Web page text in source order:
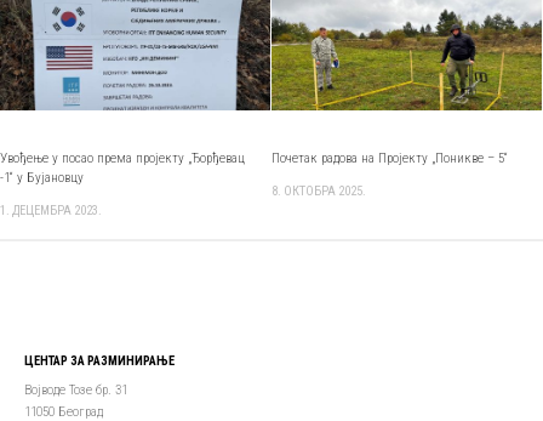
Увођење у посао према пројекту „Ђорђевац
-1“ у Бујановцу
1. ДЕЦЕМБРА 2023.
Почетак радова на Пројекту „Поникве – 5“
8. ОКТОБРА 2025.
ЦЕНТАР ЗА РАЗМИНИРАЊЕ
Војводе Тозе бр. 31
11050 Београд